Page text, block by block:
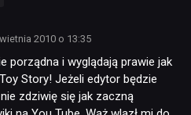
2010 o 13:35
porządna i wyglądają prawie jak
Story! Jeżeli edytor będzie
zdziwię się jak zaczną